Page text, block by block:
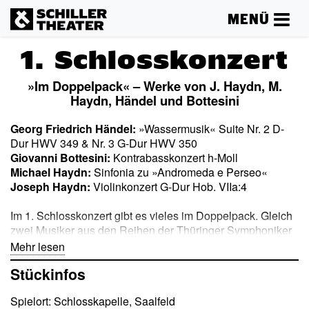
MENÜ
1. Schlosskonzert
»Im Doppelpack« – Werke von J. Haydn, M.
Haydn, Händel und Bottesini
Georg Friedrich Händel: »Wassermusik« Suite Nr. 2 D-
Dur HWV 349 & Nr. 3 G-Dur HWV 350
Giovanni Bottesini: Kontrabasskonzert h-Moll
Michael Haydn: Sinfonia zu »Andromeda e Perseo«
Joseph Haydn: Violinkonzert G-Dur Hob. VIIa:4
Im 1. Schlosskonzert gibt es vieles im Doppelpack. Gleich
zwei Musiker aus den Reihen der Thüringer Symphoniker
sind solistisch zu erleben. Auch das Programm bietet
einiges Gegenüber: Zwei Suiten aus Händels berühmter
Wassermusik, zwei Brüder mit dem Namen Haydn und
jeweils am gegenüberliegenden Ende des
Mehr lesen
Stückinfos
Spielort: Schlosskapelle, Saalfeld